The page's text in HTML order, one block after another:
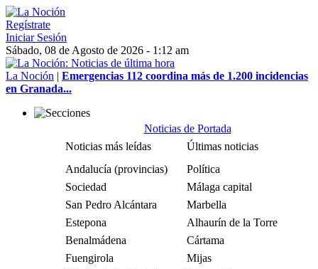
Regístrate
Iniciar Sesión
Sábado, 08 de Agosto de 2026 - 1:12 am
La Noción | Emergencias 112 coordina más de 1.200 incidencias
en Granada...
Noticias de Portada
Noticias más leídas
Últimas noticias
Andalucía (provincias)
Política
Sociedad
Málaga capital
San Pedro Alcántara
Marbella
Estepona
Alhaurín de la Torre
Benalmádena
Cártama
Fuengirola
Mijas